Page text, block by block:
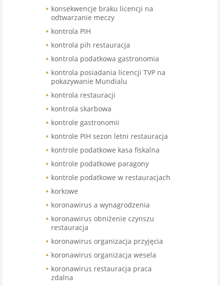
konsekwencje braku licencji na
odtwarzanie meczy
kontrola PIH
kontrola pih restauracja
kontrola podatkowa gastronomia
kontrola posiadania licencji TVP na
pokazywanie Mundialu
kontrola restauracji
kontrola skarbowa
kontrole gastronomii
kontrole PIH sezon letni restauracja
kontrole podatkowe kasa fiskalna
kontrole podatkowe paragony
kontrole podatkowe w restauracjach
korkowe
koronawirus a wynagrodzenia
koronawirus obniżenie czynszu
restauracja
koronawirus organizacja przyjęcia
koronawirus organizacja wesela
koronawirus restauracja praca
zdalna